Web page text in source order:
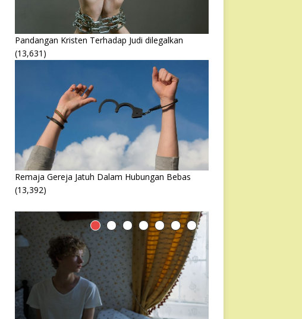
Pandangan Kristen Terhadap Judi dilegalkan
(13,631)
Remaja Gereja Jatuh Dalam Hubungan Bebas
(13,392)